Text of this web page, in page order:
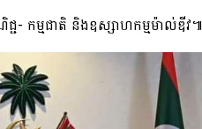
​- កម្ម​ជាតិ និង​ឧស្សាហកម្ម​ម៉ា​ល់​ឌី​វ​៕​